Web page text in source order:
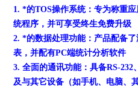
1. *的TOS操作系统：专为称重
统程序，并可享受终生免费升级
2. *的数据处理功能：产品配备
表，并配有PC端统计分析软件
3. 全面的通讯功能：具备RS-232
及与其它设备（如手机、电脑、